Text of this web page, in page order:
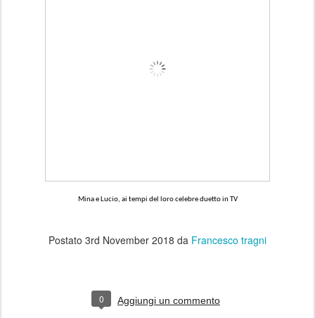
Mina e Lucio, ai tempi del loro celebre duetto in TV
Postato 3rd November 2018 da Francesco tragni
0 Aggiungi un commento